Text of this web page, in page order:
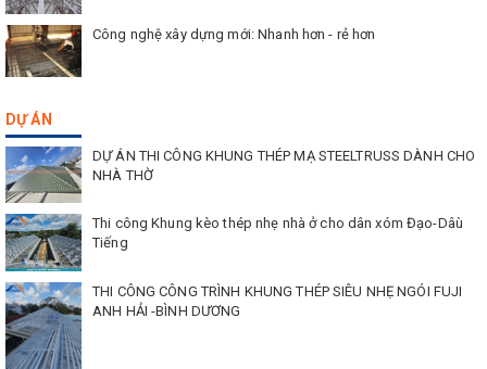
+ Chống bám bụi tốt, làm sạch bề mặt.
+ Độ bền màu cao
Công nghệ xây dựng mới: Nhanh hơn - rẻ hơn
DỰ ÁN
DỰ ÁN THI CÔNG KHUNG THÉP MẠ STEELTRUSS DÀNH CHO
NHÀ THỜ
Thi công Khung kèo thép nhẹ nhà ở cho dân xóm Đạo-Dâù
Tiếng
THI CÔNG CÔNG TRÌNH KHUNG THÉP SIÊU NHẸ NGÓI FUJI
ANH HẢI -BÌNH DƯƠNG